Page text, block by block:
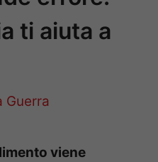
ti aiuta a
Guerra
viene